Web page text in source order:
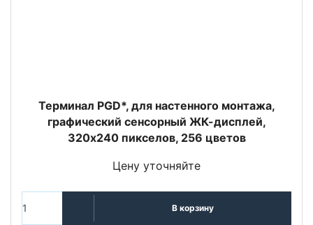
Терминал PGD*, для настенного монтажа,
графический сенсорный ЖК-дисплей,
320x240 пикселов, 256 цветов
Цену уточняйте
В корзину